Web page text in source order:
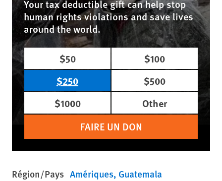
Your tax deductible gift can help stop
human rights violations and save lives
around the world.
$50
$100
$250
$500
$1000
Other
FAIRE UN DON
Région/Pays Amériques Guatemala